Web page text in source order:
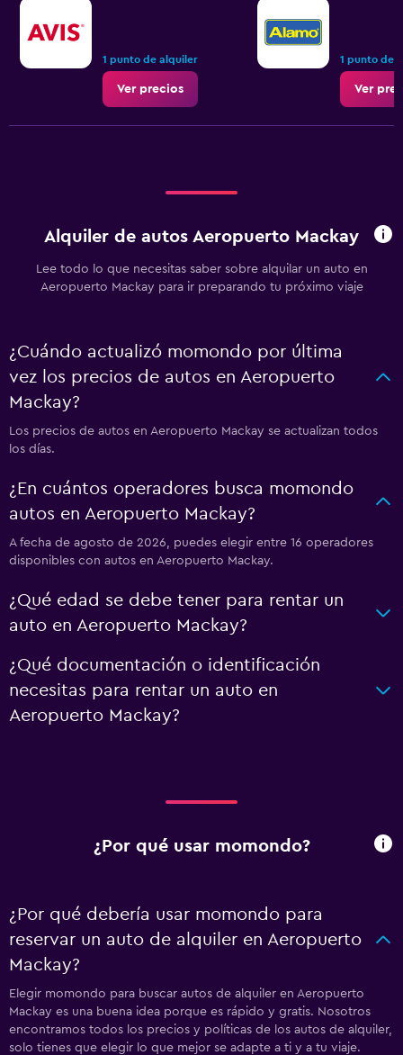
1 punto de alquiler
Ver precios
1 punto de
Ver
Alquiler de autos Aeropuerto Mackay
Lee todo lo que necesitas saber sobre alquilar un auto en
Aeropuerto Mackay para ir preparando tu próximo viaje
¿Cuándo actualizó momondo por última
vez los precios de autos en Aeropuerto
Mackay?
Los precios de autos en Aeropuerto Mackay se actualizan todos
los días.
¿En cuántos operadores busca momondo
autos en Aeropuerto Mackay?
A fecha de agosto de 2026, puedes elegir entre 16 operadores
disponibles con autos en Aeropuerto Mackay.
¿Qué edad se debe tener para rentar un
auto en Aeropuerto Mackay?
¿Qué documentación o identificación
necesitas para rentar un auto en
Aeropuerto Mackay?
¿Por qué usar momondo?
¿Por qué debería usar momondo para
reservar un auto de alquiler en Aeropuerto
Mackay?
Elegir momondo para buscar autos de alquiler en Aeropuerto
Mackay es una buena idea porque es rápido y gratis. Nosotros
encontramos todos los precios y políticas de los autos de alquiler,
solo tienes que elegir lo que mejor se adapte a ti y a tu viaje.